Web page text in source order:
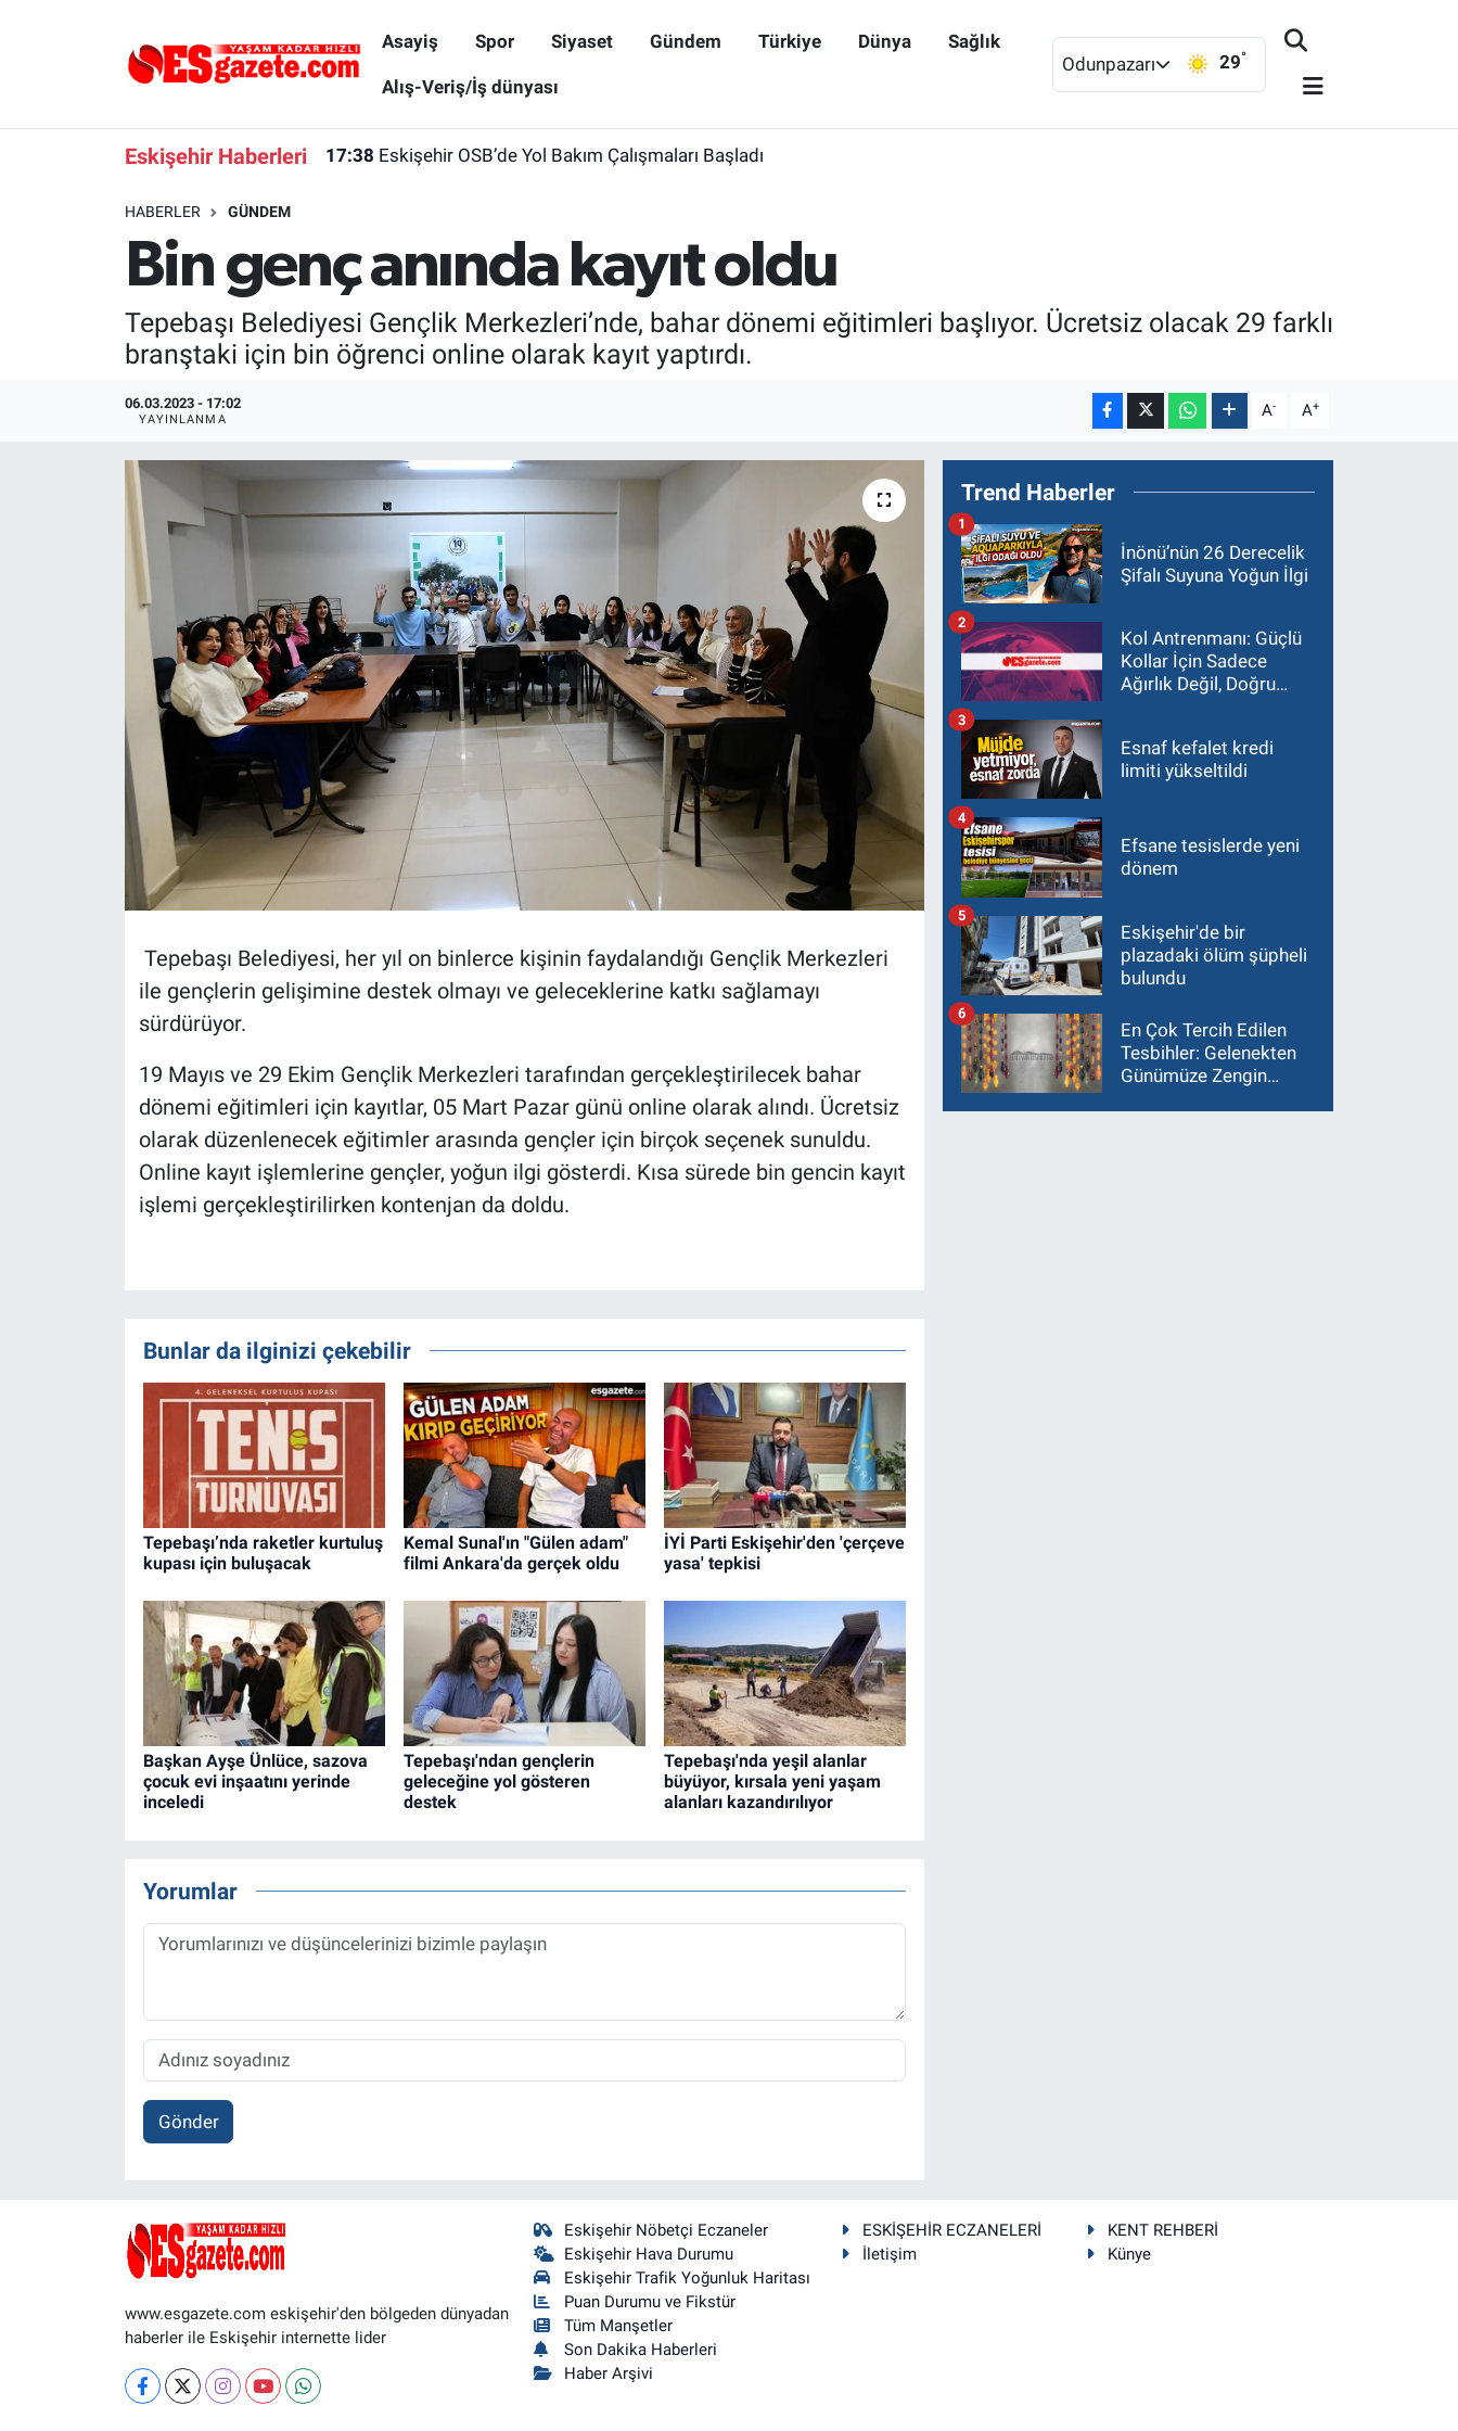
Asayiş Spor Siyaset Gündem Türkiye Dünya Sağlık
Alış-Veriş/İş dünyası
Odunpazarı 29°
Eskişehir Haberleri 17:38 Eskişehir OSB’de Yol Bakım Çalışmaları Başladı
HABERLER GÜNDEM
Bin genç anında kayıt oldu
Tepebaşı Belediyesi Gençlik Merkezleri’nde, bahar dönemi eğitimleri başlıyor. Ücretsiz olacak 29 farklı
branştaki için bin öğrenci online olarak kayıt yaptırdı.
06.03.2023 - 17:02
YAYINLANMA A- A+
Tepebaşı Belediyesi, her yıl on binlerce kişinin faydalandığı Gençlik Merkezleri
ile gençlerin gelişimine destek olmayı ve geleceklerine katkı sağlamayı
sürdürüyor.
19 Mayıs ve 29 Ekim Gençlik Merkezleri tarafından gerçekleştirilecek bahar
dönemi eğitimleri için kayıtlar, 05 Mart Pazar günü online olarak alındı. Ücretsiz
olarak düzenlenecek eğitimler arasında gençler için birçok seçenek sunuldu.
Online kayıt işlemlerine gençler, yoğun ilgi gösterdi. Kısa sürede bin gencin kayıt
işlemi gerçekleştirilirken kontenjan da doldu.
Bunlar da ilginizi çekebilir
Tepebaşı’nda raketler kurtuluş
kupası için buluşacak
Kemal Sunal'ın "Gülen adam"
filmi Ankara'da gerçek oldu
İYİ Parti Eskişehir'den 'çerçeve
yasa' tepkisi
Başkan Ayşe Ünlüce, sazova
çocuk evi inşaatını yerinde
inceledi
Tepebaşı'ndan gençlerin
geleceğine yol gösteren
destek
Tepebaşı'nda yeşil alanlar
büyüyor, kırsala yeni yaşam
alanları kazandırılıyor
Yorumlar
Gönder
Trend Haberler
İnönü’nün 26 Derecelik
Şifalı Suyuna Yoğun İlgi
1
Kol Antrenmanı: Güçlü
Kollar İçin Sadece
Ağırlık Değil, Doğru
2
Esnaf kefalet kredi
limiti yükseltildi
3
Efsane tesislerde yeni
dönem
4
Eskişehir'de bir
plazadaki ölüm şüpheli
bulundu
5
En Çok Tercih Edilen
Tesbihler: Gelenekten
Günümüze Zengin
6
www.esgazete.com eskişehir'den bölgeden dünyadan
haberler ile Eskişehir internette lider
Eskişehir Nöbetçi Eczaneler
Eskişehir Hava Durumu
Eskişehir Trafik Yoğunluk Haritası
Puan Durumu ve Fikstür
Tüm Manşetler
Son Dakika Haberleri
Haber Arşivi
ESKİŞEHİR ECZANELERİ
KENT REHBERİ
İletişim
Künye
Alış-Veriş/İş dünyası
Eskişehirspor Arşivi
Röportaj
Ekonomi
Kültür Sanat
Magazin
Bilim ve Teknoloji
Eskişehir Nöbetçi Eczaneler
Süper Lig Puan Durumu ve Fikstür
Son Dakika Haberleri
Haber Arşivi